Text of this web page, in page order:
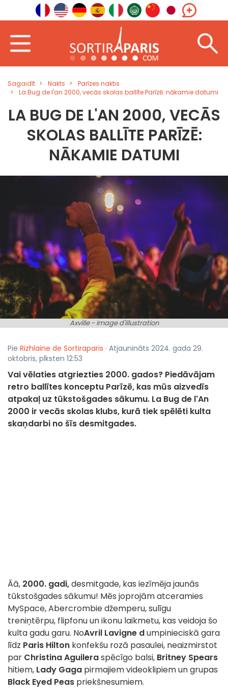
Sagaidīt Nakts
Parīzes naktis
La Bug de l'an 2000, vecās skolas ballīte Parīzē: nākamie datumi
LA BUG DE L'AN 2000, VECĀS
SKOLAS BALLĪTE PARĪZĒ:
NĀKAMIE DATUMI
Axville - Image d'illustration
Pie Rizhlaine de Sortiraparis · Atjaunināts 2024. gada 29.
oktobris, plksten 12:53
Vai vēlaties atgriezties 2000. gados? Piedāvājam
retro ballītes konceptu Parīzē, kas mūs aizvedīs
atpakaļ uz tūkstošgades sākumu. La Bug de l'An
2000 ir vecās skolas klubs, kurā tiek spēlēti kulta
skaņdarbi no šīs desmitgades.
Āā, 2000. gadi,desmitgade, kas iezīmēja jaunās
tūkstošgades sākumu! Mēs joprojām atceramies
MySpace, Abercrombie džemperu, sulīgu
treniņtērpu, flipfonu un ikonu laikmetu, kas veidoja šo
kulta gadu garu. NoAvril Lavigne dumpinieciskā gara
līdz Paris Hilton konfekšu rozā pasaulei, neaizmirstot
par Christina Aguileraspēcīgo balsi, Britney Spears
hitiem, Lady Gaga pirmajiem videoklipiem un grupas
Black Eyed Peas priekšnesumiem.